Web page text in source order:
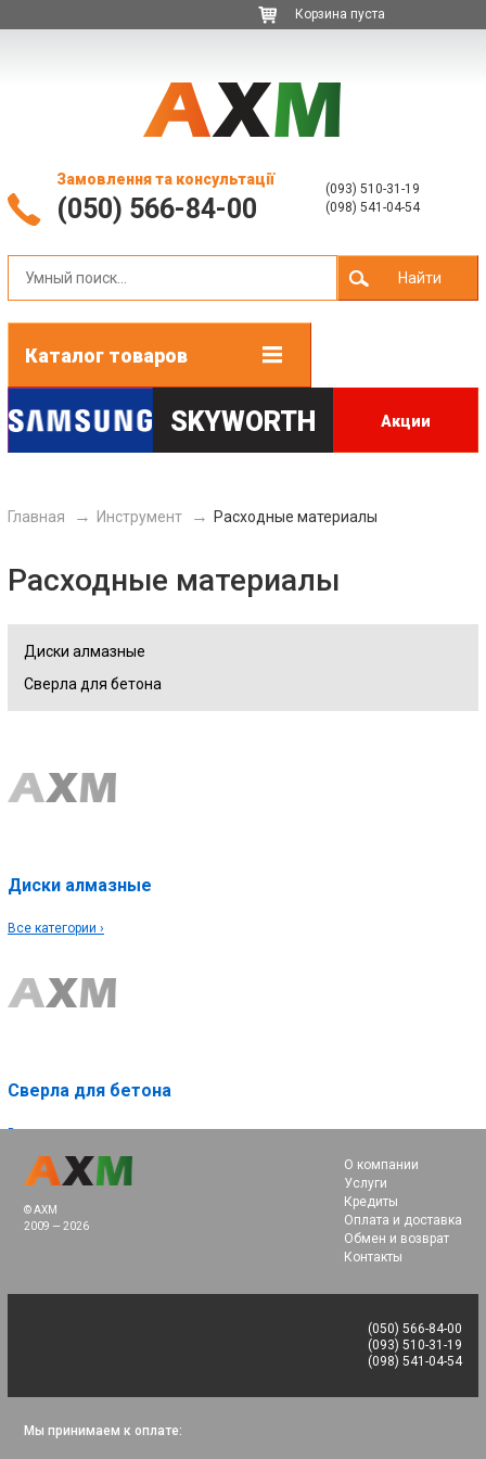
Корзина пуста
Замовлення та консультації
(050) 566-84-00
(093) 510-31-19
(098) 541-04-54
Найти
Каталог товаров
SKYWORTH Акции
Главная Инструмент Расходные материалы
Расходные материалы
Диски алмазные
Сверла для бетона
Диски алмазные
Все категории ›
Сверла для бетона
Все категории ›
© AXM
2009 — 2026
О компании
Услуги
Кредиты
Оплата и доставка
Обмен и возврат
Контакты
(050) 566-84-00
(093) 510-31-19
(098) 541-04-54
Мы принимаем к оплате: